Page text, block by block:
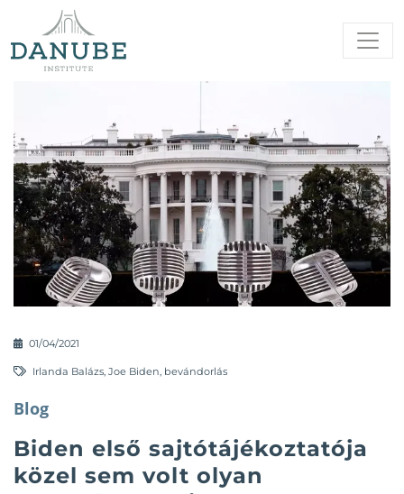
01/04/2021
Irlanda Balázs, Joe Biden, bevándorlás
Blog
Biden első sajtótájékoztatója
közel sem volt olyan